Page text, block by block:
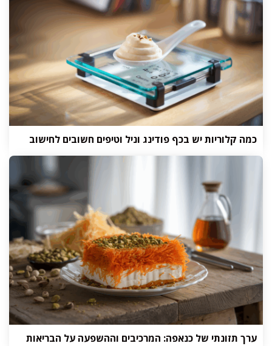
כמה קלוריות יש בכף פודינג וניל וטיפים חשובים לחישוב
ערך תזונתי של כנאפה: המרכיבים וההשפעה על הבריאות